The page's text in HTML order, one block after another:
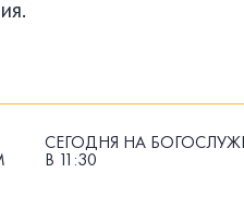
СЕГОДНЯ НА
В 11:30